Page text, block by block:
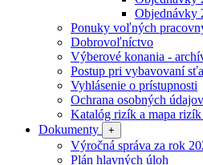
Objednávky
Ponuky voľných
Dobrovoľníctvo
Výberové konania -
Postup pri vybavovaní
Vyhlásenie o prístupnosti
Ochrana osobných údajov
Katalóg rizík a mapa
Dokumenty
+
Výročná správa za rok
Plán hlavných úloh